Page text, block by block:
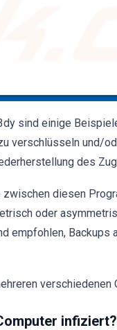
sind einige
verschlüsseln und/
des
diesen
oder
empfohlen,
verschiedenen
infiziert?